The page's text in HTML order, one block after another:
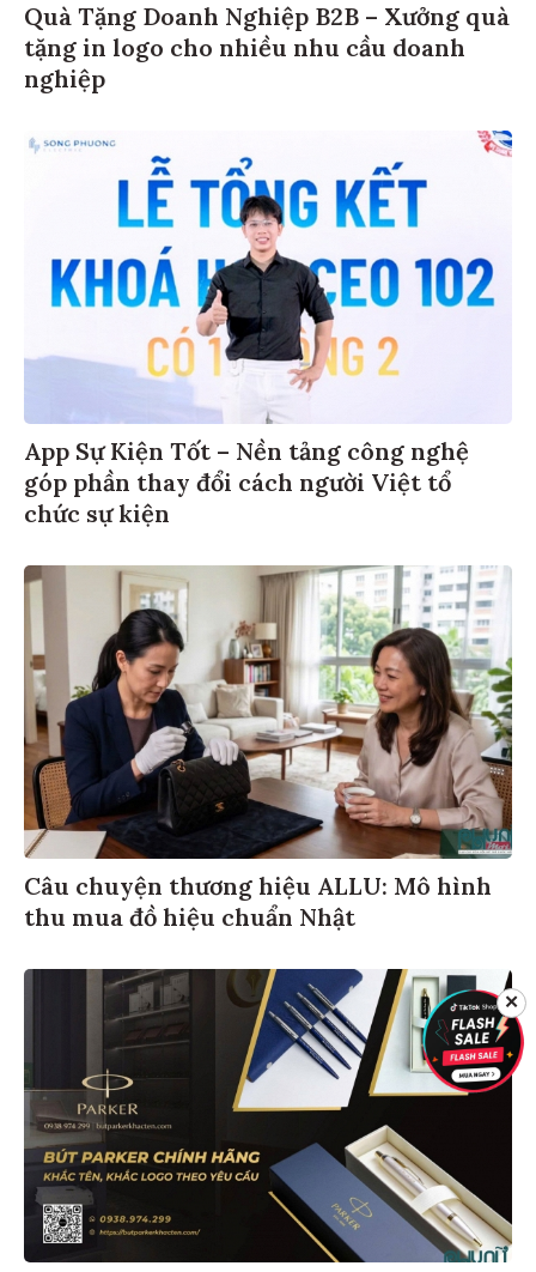
Quà Tặng Doanh Nghiệp B2B – Xưởng quà
tặng in logo cho nhiều nhu cầu doanh
nghiệp
App Sự Kiện Tốt – Nền tảng công nghệ
góp phần thay đổi cách người Việt tổ
chức sự kiện
Câu chuyện thương hiệu ALLU: Mô hình
thu mua đồ hiệu chuẩn Nhật
✕